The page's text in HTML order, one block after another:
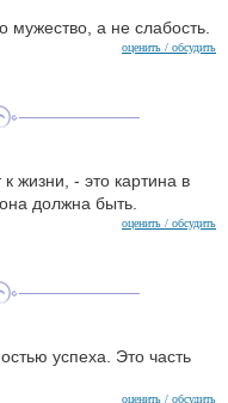
а не слабость.
оценить / обсудить
жизни, - это картина в
должна быть.
оценить / обсудить
успеха. Это часть
оценить / обсудить